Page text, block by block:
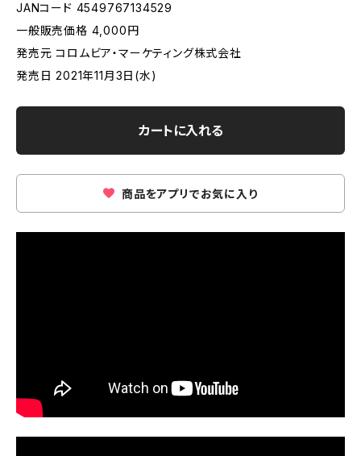
JANコード 4549767134529
一般販売価格 4,000円
発売元 コロムビア・マーケティング株式会社
発売日 2021年11月3日(水)
カートに入れる
商品をアプリでお気に入り